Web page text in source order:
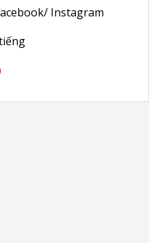
Instagram